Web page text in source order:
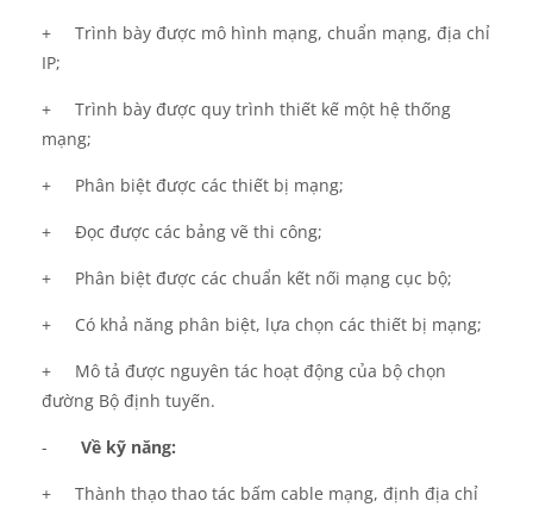
+ Trình bày được mô hình mạng, chuẩn mạng, địa chỉ
IP;
+ Trình bày được quy trình thiết kế một hệ thống
mạng;
+ Phân biệt được các thiết bị mạng;
+ Đọc được các bảng vẽ thi công;
+ Phân biệt được các chuẩn kết nối mạng cục bộ;
+ Có khả năng phân biệt, lựa chọn các thiết bị mạng;
+ Mô tả được nguyên tác hoạt động của bộ chọn
đường Bộ định tuyến.
- Về kỹ năng:
+ Thành thạo thao tác bấm cable mạng, định địa chỉ